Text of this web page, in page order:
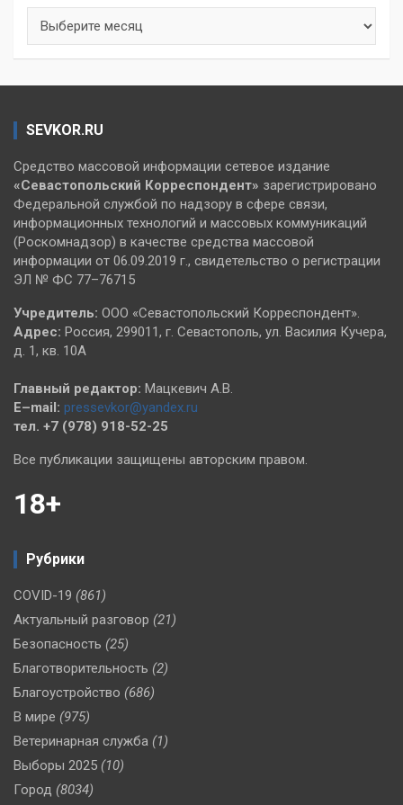
SEVKOR.RU
Средство массовой информации сетевое издание
«Севастопольский Корреспондент» зарегистрировано
Федеральной службой по надзору в сфере связи,
информационных технологий и массовых коммуникаций
(Роскомнадзор) в качестве средства массовой
информации от 06.09.2019 г., свидетельство о регистрации
ЭЛ № ФС 77–76715
Учредитель: ООО «Севастопольский Корреспондент».
Адрес: Россия, 299011, г. Севастополь, ул. Василия Кучера,
д. 1, кв. 10А
Главный редактор: Мацкевич А.В.
E–mail: pressevkor@yandex.ru
тел. +7 (978) 918-52-25
Все публикации защищены авторским правом.
18+
Рубрики
COVID-19 (861)
Актуальный разговор (21)
Безопасность (25)
Благотворительность (2)
Благоустройство (686)
В мире (975)
Ветеринарная служба (1)
Выборы 2025 (10)
Город (8034)